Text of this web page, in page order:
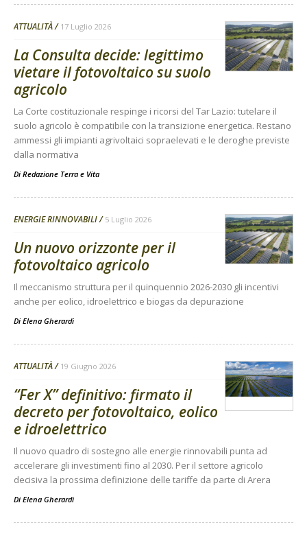
ATTUALITÀ 17 Luglio 2026
La Consulta decide: legittimo
vietare il fotovoltaico su suolo
agricolo
La Corte costituzionale respinge i ricorsi del Tar Lazio: tutelare il
suolo agricolo è compatibile con la transizione energetica. Restano
ammessi gli impianti agrivoltaici sopraelevati e le deroghe previste
dalla normativa
Di Redazione Terra e Vita
ENERGIE RINNOVABILI 5 Luglio 2026
Un nuovo orizzonte per il
fotovoltaico agricolo
Il meccanismo struttura per il quinquennio 2026-2030 gli incentivi
anche per eolico, idroelettrico e biogas da depurazione
Di Elena Gherardi
ATTUALITÀ 19 Giugno 2026
“Fer X” definitivo: firmato il
decreto per fotovoltaico, eolico
e idroelettrico
Il nuovo quadro di sostegno alle energie rinnovabili punta ad
accelerare gli investimenti fino al 2030. Per il settore agricolo
decisiva la prossima definizione delle tariffe da parte di Arera
Di Elena Gherardi